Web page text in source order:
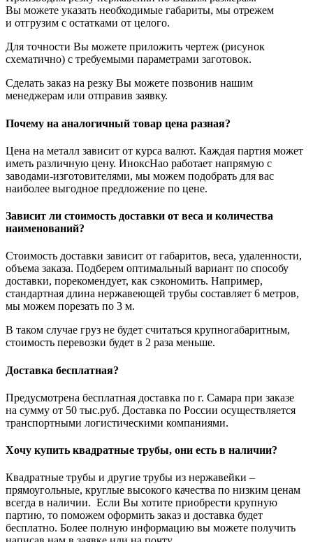
Вы можете указать необходимые габариты, мы отрежем
и отгрузим с остатками от целого.
Для точности Вы можете приложить чертеж (рисунок
схематично) с требуемыми параметрами заготовок.
Сделать заказ на резку Вы можете позвонив нашим
менеджерам или отправив заявку.
Почему на аналогичный товар цена разная?
Цена на металл зависит от курса валют. Каждая партия может
иметь различную цену. ИноксНао работает напрямую с
заводами-изготовителями, мы можем подобрать для вас
наиболее выгодное предложение по цене.
Зависит ли стоимость доставки от веса и количества
наименований?
Стоимость доставки зависит от габаритов, веса, удаленности,
объема заказа. Подберем оптимальный вариант по способу
доставки, порекомендует, как сэкономить. Например,
стандартная длина нержавеющей трубы составляет 6 метров,
мы можем порезать по 3 м.
В таком случае груз не будет считаться крупногабаритным,
стоимость перевозки будет в 2 раза меньше.
Доставка бесплатная?
Предусмотрена бесплатная доставка по г. Самара при заказе
на сумму от 50 тыс.руб. Доставка по России осуществляется
транспортными логистическими компаниями.
Хочу купить квадратные трубы, они есть в наличии?
Квадратные трубы и другие трубы из нержавейки –
прямоугольные, круглые высокого качества по низким ценам
всегда в наличии. Если Вы хотите приобрести крупную
партию, то поможем оформить заказ и доставка будет
бесплатно. Более полную информацию вы можете получить